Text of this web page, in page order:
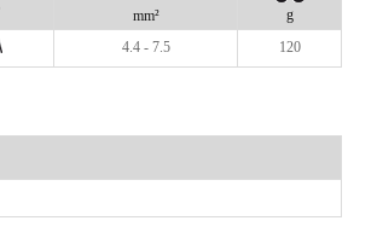
mm²
g
4.4 - 7.5 120